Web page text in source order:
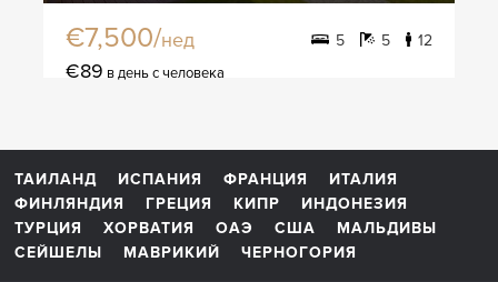
€7,500/нед 5 5 12
€89 в день с человека
ТАИЛАНД ИСПАНИЯ ФРАНЦИЯ
ИТАЛИЯ
ФИНЛЯНДИЯ
ГРЕЦИЯ КИПР
ИНДОНЕЗИЯ
ТУРЦИЯ
ХОРВАТИЯ ОАЭ США
МАЛЬДИВЫ
СЕЙШЕЛЫ
МАВРИКИЙ ЧЕРНОГОРИЯ